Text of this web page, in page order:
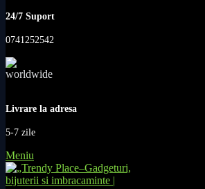
24/7 Suport
0741252542
Livrare la adresa
5-7 zile
Meniu